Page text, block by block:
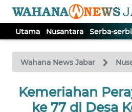
Utama Nusantara Serba-serbi
Wahana News Jabar
Kemeriahan
ke 77 di Desa
TV
Tutup
UTAMA